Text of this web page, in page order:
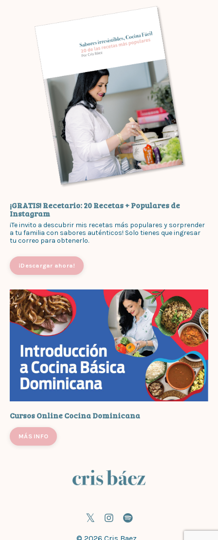
¡GRATIS! Recetario: 20 Recetas + Populares de
Instagram
¡Te invito a descubrir mis recetas más populares y sorprender
a tu familia con sabores auténticos! Solo tienes que ingresar
tu correo para obtenerlo.
¡Descargar ahora!
Cursos Online Cocina Dominicana
MÁS INFO